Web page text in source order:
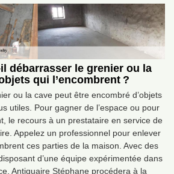
débarrasser le grenier ou la
qui l’encombrent ?
ou la cave peut être encombré d’objets
utiles. Pour gagner de l’espace ou pour
le recours à un prestataire en service de
Appelez un professionnel pour enlever
ces parties de la maison. Avec des
d’une équipe expérimentée dans
Antiquaire Stéphane procédera à la